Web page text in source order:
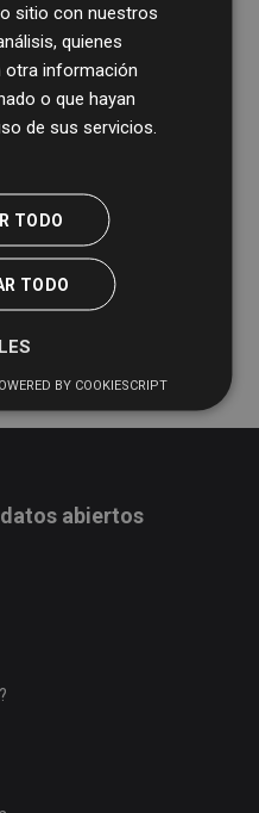
4.0
cultura
del Servicio de Bibliobús
abiertos
sitio con nuestros
quienes
otra información
o que hayan
de sus servicios.
TODO
TODO
BY COOKIESCRIPT